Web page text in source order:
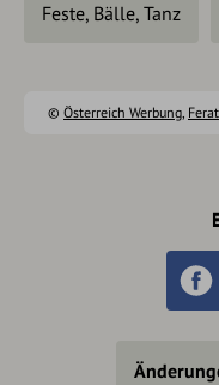
Feste, Bälle, Tanz
© Österreich Werbung,